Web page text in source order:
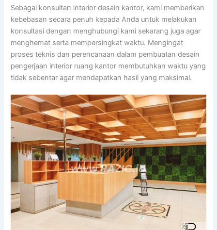
Sebagai konsultan interior desain kantor, kami memberikan
kebebasan secara penuh kepada Anda untuk melakukan
konsultasi dengan menghubungi kami sekarang juga agar
menghemat serta mempersingkat waktu. Mengingat
proses teknis dan perencanaan dalam pembuatan desain
pengerjaan interior ruang kantor membutuhkan waktu yang
tidak sebentar agar mendapatkan hasil yang maksimal.